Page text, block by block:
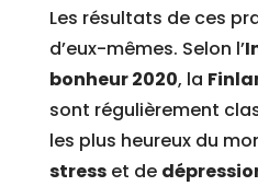
Les résultats de ces
d’eux-mêmes. Selon l’
bonheur 2020, la
sont régulièrement
les plus heureux du
stresset de